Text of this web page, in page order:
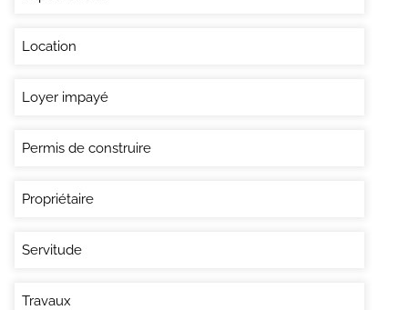
Location
Loyer impayé
Permis de construire
Propriétaire
Servitude
Travaux